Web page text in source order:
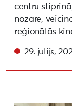
centru
nozarē,
reģionālās
29. jūlijs,